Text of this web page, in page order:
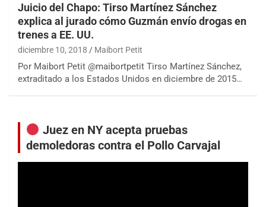
Juicio del Chapo: Tirso Martínez Sánchez
explica al jurado cómo Guzmán envío drogas en
trenes a EE. UU.
diciembre 10, 2018 Maibort Petit
Por Maibort Petit @maibortpetit Tirso Martínez Sánchez,
extraditado a los Estados Unidos en diciembre de 2015…
Juez en NY acepta pruebas
demoledoras contra el Pollo Carvajal